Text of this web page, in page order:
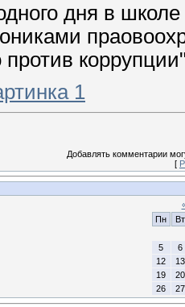
дня в
против
1
Добавлять комментарии
[
Пн
Вт
5
6
12
13
19
20
26
27